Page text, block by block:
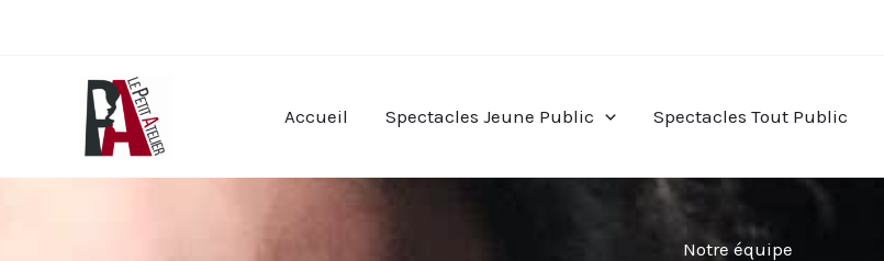
Accueil Spectacles Jeune Public Spectacles Tout Public
Notre équipe